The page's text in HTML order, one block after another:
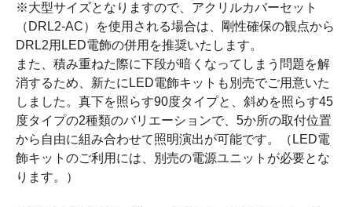
※大型サイズとなりますので、アクリルカバーセット
（DRL2-AC）を使用される場合は、剛性確保の観点から
DRL2用LED電飾の併用を推奨いたします。
また、積み重ねた際に下段が暗くなってしまう問題を解
消するため、新たにLED電飾キットも別売でご用意いた
しました。真下を照らす90度タイプと、斜めを照らす45
度タイプの2種類のバリエーションで、5か所の取付位置
から自由に組み合わせて照明演出が可能です。（LED電
飾キットのご利用には、別売の電源ユニットが必要とな
ります。）